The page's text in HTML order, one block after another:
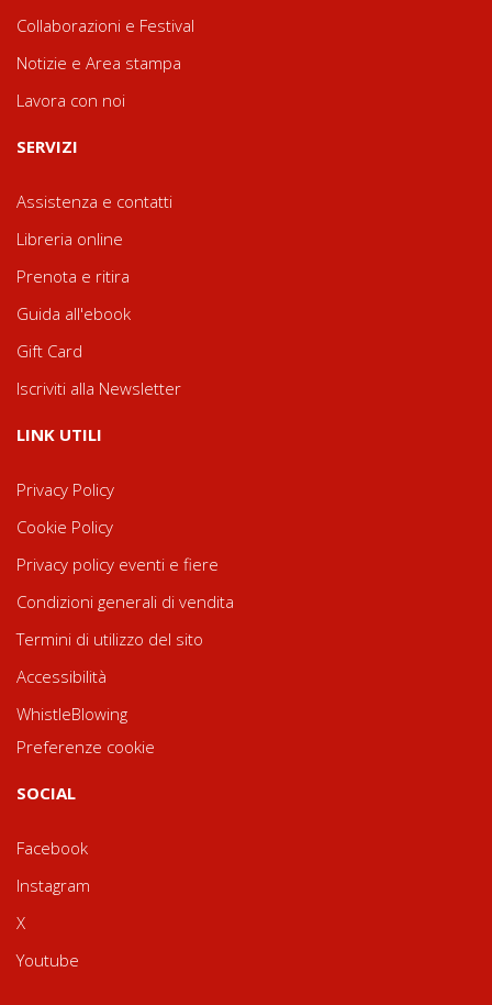
Collaborazioni e Festival
Notizie e Area stampa
Lavora con noi
SERVIZI
Assistenza e contatti
Libreria online
Prenota e ritira
Guida all'ebook
Gift Card
Iscriviti alla Newsletter
LINK UTILI
Privacy Policy
Cookie Policy
Privacy policy eventi e fiere
Condizioni generali di vendita
Termini di utilizzo del sito
Accessibilità
WhistleBlowing
Preferenze cookie
SOCIAL
Facebook
Instagram
X
Youtube